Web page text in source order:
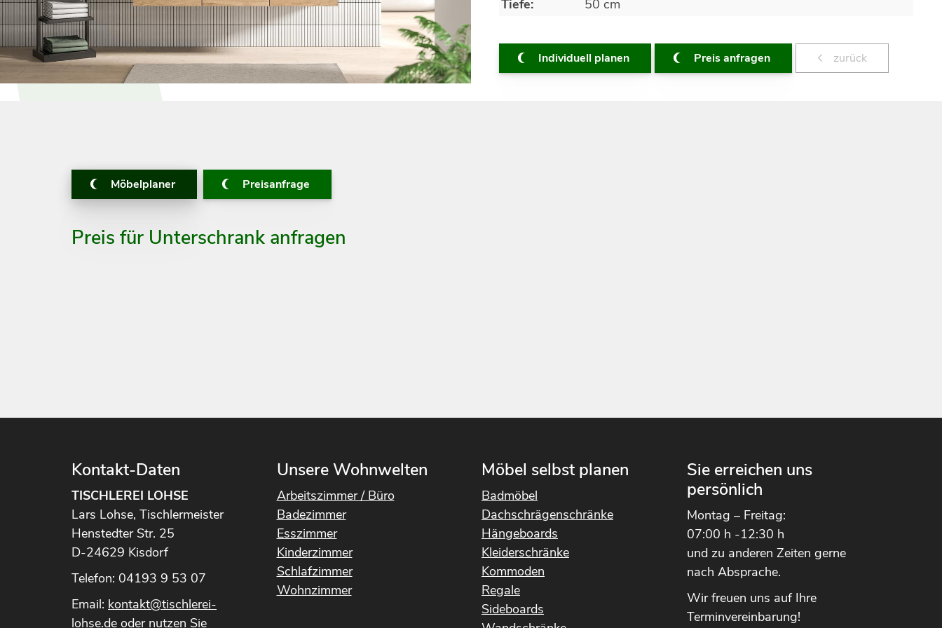
Tiefe: 50 cm
Individuell planen Preis anfragen zurück
Möbelplaner Preisanfrage
Preis für Unterschrank anfragen
Kontakt-Daten
TISCHLEREI LOHSE
Lars Lohse, Tischlermeister
Henstedter Str. 25
D-24629 Kisdorf
Telefon: 04193 9 53 07
Email: kontakt@tischlerei-
lohse.de oder nutzen Sie
Unsere Wohnwelten
Arbeitszimmer / Büro
Badezimmer
Esszimmer
Kinderzimmer
Schlafzimmer
Wohnzimmer
Möbel selbst planen
Badmöbel
Dachschrägenschränke
Hängeboards
Kleiderschränke
Kommoden
Regale
Sideboards
Sie erreichen uns
persönlich
Montag – Freitag:
07:00 h -12:30 h
und zu anderen Zeiten gerne
nach Absprache.
Wir freuen uns auf Ihre
Terminvereinbarung!